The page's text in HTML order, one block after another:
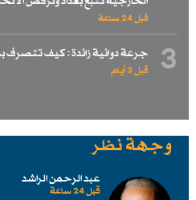
قبل 24 ساعة
3 جرعة دوائية زائدة : كيف تتصرف
قبل 3 أيام
وجهة نظر
عبد الرحمن الراشد
قبل 24 ساعة